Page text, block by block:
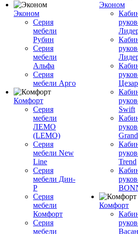
Эконом
Серия
мебели
Рубин
Серия
мебели
Альфа
Серия
мебели Арго
Комфорт
Серия
мебели
ЛЕМО
(LEMO)
Серия
мебели New
Line
Серия
мебели Дин-
Р
Серия
мебели
Комфорт
Серия
мебели
Эконом
Swift
Grand
Trend
Комфорт